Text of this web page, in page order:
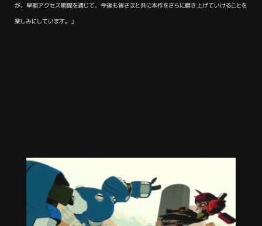
が、早期アクセス期間を通じて、今後も皆さまと共に本作をさらに磨き上げていけることを
楽しみにしています。」